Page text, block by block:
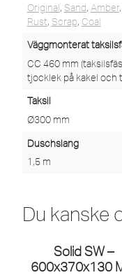
Original, Sand, Amber,
Rust, Scrap, Coal
Väggmonterat
CC 460 mm
tjocklek på kakel och
Taksil
Ø300 mm
Duschslang
1,5 m
Du kanske
Solid SW –
600x370x130